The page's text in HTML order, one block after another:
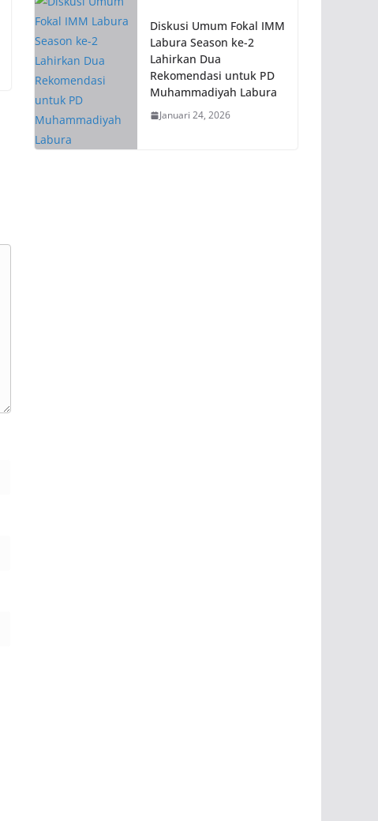
Diskusi Umum Fokal IMM
Labura Season ke-2
Lahirkan Dua
Rekomendasi untuk PD
Muhammadiyah Labura
Januari 24, 2026